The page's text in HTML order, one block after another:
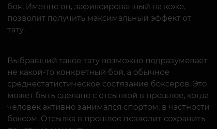
боя. Именно он, зафиксированный на коже,
позволит получить максимальный эффект от
тату.
Выбравший такое тату возможно подразумевает
не какой-то конкретный бой, а обычное
среднестатистическое состязание боксеров. Это
может быть сделано с отсылкой в прошлое, когда
человек активно занимался спортом, в частности
боксом. Отсылка в прошлое позволит сохранить